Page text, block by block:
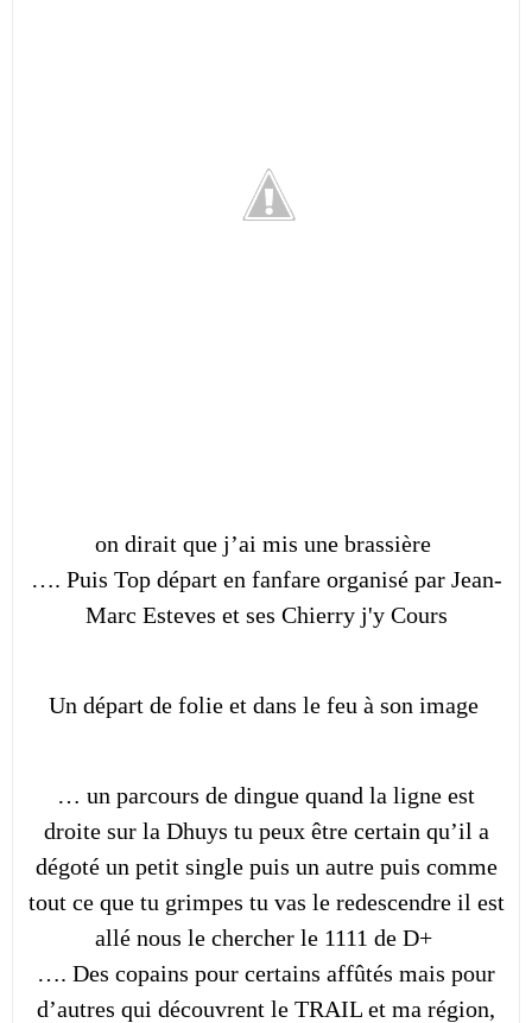
on dirait que j’ai mis une brassière
…. Puis Top départ en fanfare organisé par Jean-
Marc Esteves et ses Chierry j'y Cours
Un départ de folie et dans le feu à son image
… un parcours de dingue quand la ligne est
droite sur la Dhuys tu peux être certain qu’il a
dégoté un petit single puis un autre puis comme
tout ce que tu grimpes tu vas le redescendre il est
allé nous le chercher le 1111 de D+
…. Des copains pour certains affûtés mais pour
d’autres qui découvrent le TRAIL et ma région,